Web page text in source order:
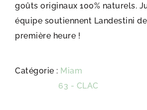
goûts originaux 100% naturels.
équipe soutiennent Landestini
première heure !
Catégorie : Miam
63 - CLAC